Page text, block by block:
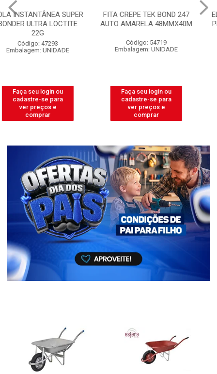
FITA CREPE TEK BOND 247
AUTO AMARELA 48MMX40M
Código: 54719
Embalagem: UNIDADE
Faça seu login ou
cadastre-se para
ver preços e
comprar
ELETRODUTO CORRUGADO
PLASNETAL 1/2 AMARELO
Código: 32596
Embalagem: ROLO
Faça seu login ou
cadastre-se para
ver preços e
comprar